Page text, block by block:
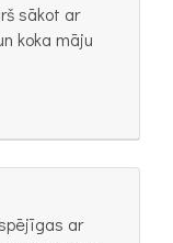
sākot ar
koka māju
ar